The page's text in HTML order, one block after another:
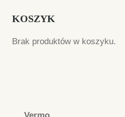
KOSZYK
Brak produktów w koszyku.